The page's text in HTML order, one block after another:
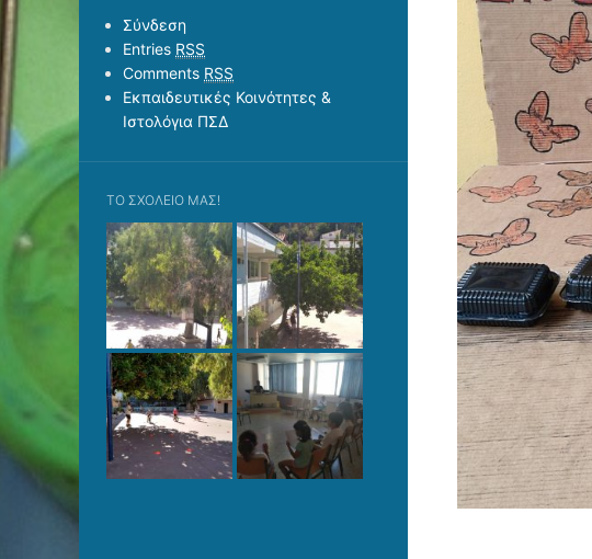
Σύνδεση
Entries RSS
Comments RSS
Εκπαιδευτικές Κοινότητες &
Ιστολόγια ΠΣΔ
ΤΟ ΣΧΟΛΕΊΟ ΜΑΣ!